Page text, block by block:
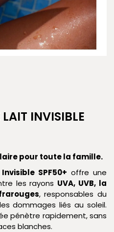
INVISIBLE
pour toute la famille.
Invisible SPF50+ offre une
les rayons UVA, UVB, la
, responsables du
dommages liés au soleil.
pénètre rapidement, sans
blanches.